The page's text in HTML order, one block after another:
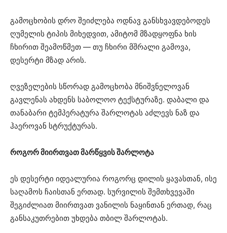
გამოცხობის დრო შეიძლება ოდნავ განსხვავდებოდეს
ღუმელის ტიპის მიხედვით, ამიტომ მზადყოფნა ხის
ჩხირით შეამოწმეთ — თუ ჩხირი მშრალი გამოვა,
დესერტი მზად არის.
ღვეზელების სწორად გამოცხობა მნიშვნელოვან
გავლენას ახდენს საბოლოო ტექსტურაზე. დაბალი და
თანაბარი ტემპერატურა შარლოტას აძლევს ნაზ და
ჰაეროვან სტრუქტურას.
როგორ მიირთვათ მარწყვის შარლოტა
ეს დესერტი იდეალურია როგორც დილის ყავასთან, ისე
საღამოს ჩაისთან ერთად. სურვილის შემთხვევაში
შეგიძლიათ მიირთვათ ვანილის ნაყინთან ერთად, რაც
განსაკუთრებით უხდება თბილ შარლოტას.